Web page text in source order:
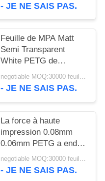
- JE NE SAIS PAS.
Feuille de MPA Matt
Semi Transparent
White PETG de
l'impression offset 50 negotiable MOQ:30000 feuilles ou 2 tonnes
- JE NE SAIS PAS.
La force à haute
impression 0.08mm
0.06mm PETG a enduit
le film
negotiable MOQ:30000 feuilles ou 2 tonnes
- JE NE SAIS PAS.